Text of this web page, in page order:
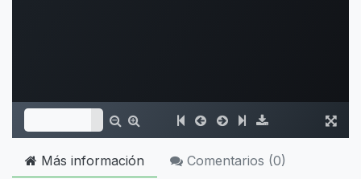
Más información Comentarios (0)